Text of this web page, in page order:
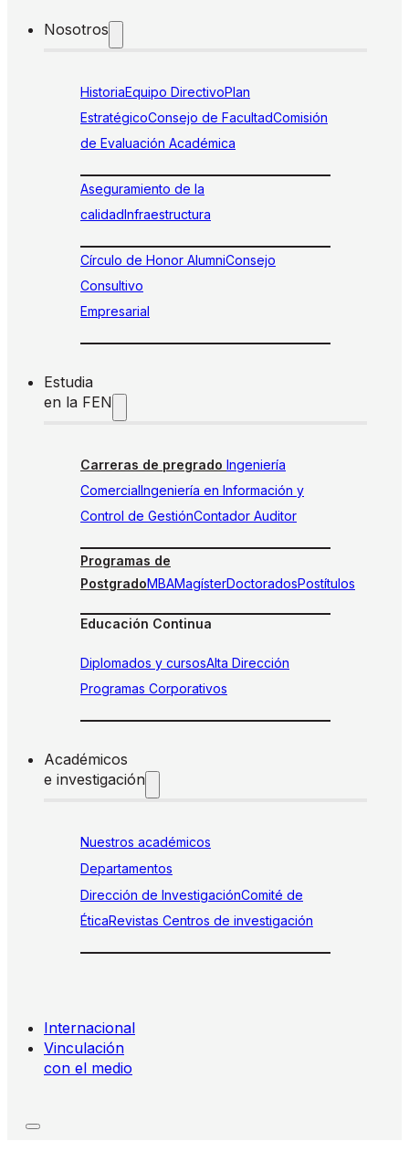
Nosotros
HistoriaEquipo DirectivoPlan
EstratégicoConsejo de FacultadComisión
de Evaluación Académica
Aseguramiento de la
calidadInfraestructura
Círculo de Honor AlumniConsejo
Consultivo
Empresarial
Estudia
en la FEN
Carreras de pregrado Ingeniería
ComercialIngeniería en Información y
Control de GestiónContador Auditor
Programas de
PostgradoMBAMagísterDoctoradosPostítulos
Educación Continua
Diplomados y cursosAlta Dirección
Programas Corporativos
Académicos
e investigación
Nuestros académicos
Departamentos
Dirección de InvestigaciónComité de
ÉticaRevistas Centros de investigación
Internacional
Vinculación
con el medio